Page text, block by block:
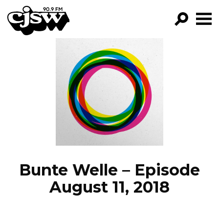
CJSW
FILTER BY:
PROGRAMS
EPISODES
NEWS
Bunte Welle – Episode
August 11, 2018